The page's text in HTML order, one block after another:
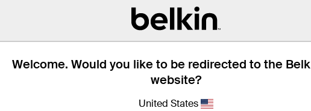
Welcome. Would you like to be redirected to the
website?
United States